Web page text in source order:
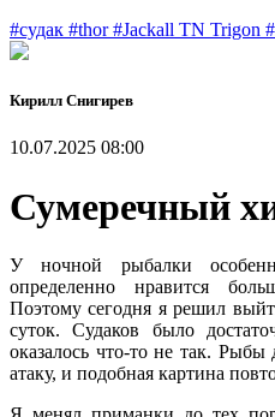
#судак #thor#Jackall TN Trigon
Кирилл Снигирев
10.07.2025 08:00
Сумеречный
У ночной рыбалки
определенно нравится
Поэтому сегодня я решил
суток. Судаков было
оказалось что-то не так.
атаку, и подобная картина